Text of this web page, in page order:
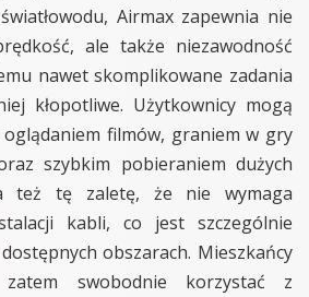
Airmax zapewnia nie
ale także niezawodność
nawet skomplikowane zadania
kłopotliwe. Użytkownicy mogą
oglądaniem filmów, graniem w gry
szybkim pobieraniem dużych
też tę zaletę, że nie wymaga
kabli, co jest szczególnie
obszarach. Mieszkańcy
swobodnie korzystać z